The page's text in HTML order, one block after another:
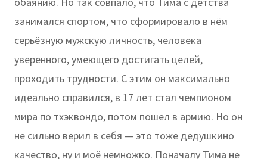
занимался спортом, что сформировало в нём
серьёзную мужскую личность, человека
уверенного, умеющего достигать целей,
проходить трудности. С этим он максимально
идеально справился, в 17 лет стал чемпионом
мира по тхэквондо, потом пошел в армию. Но он
не сильно верил в себя — это тоже дедушкино
качество, ну и моё немножко. Поначалу Тима не